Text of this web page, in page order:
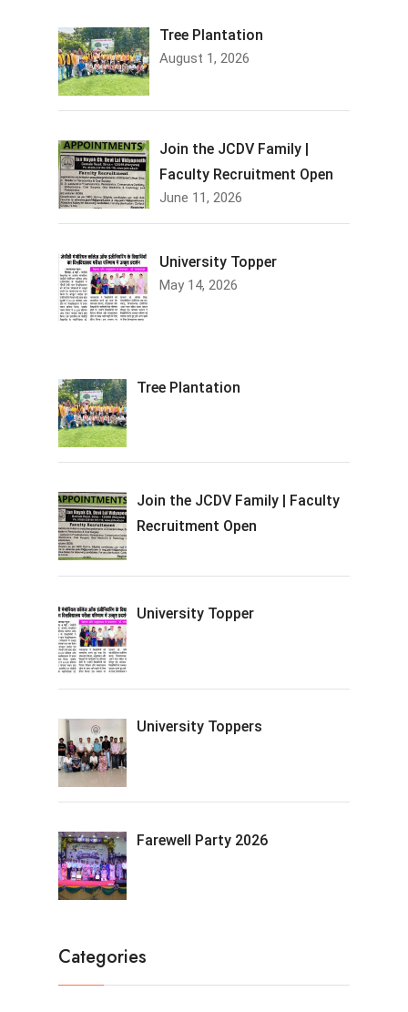
Tree Plantation
August 1, 2026
Join the JCDV Family |
Faculty Recruitment Open
June 11, 2026
University Topper
May 14, 2026
Tree Plantation
Join the JCDV Family | Faculty
Recruitment Open
University Topper
University Toppers
Farewell Party 2026
Categories